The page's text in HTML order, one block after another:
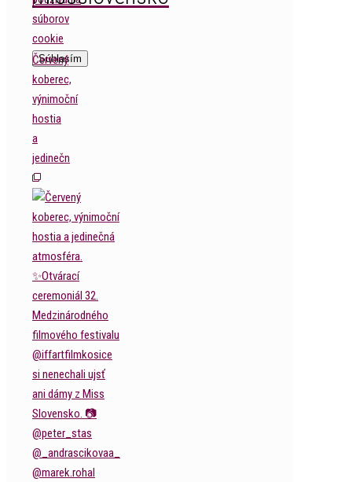
súborov
cookie
Súhlasím
Červený
koberec,
výnimoční
hostia
a
jedinečn